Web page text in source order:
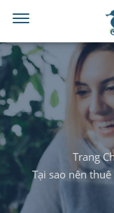
Trang
Tại sao nên